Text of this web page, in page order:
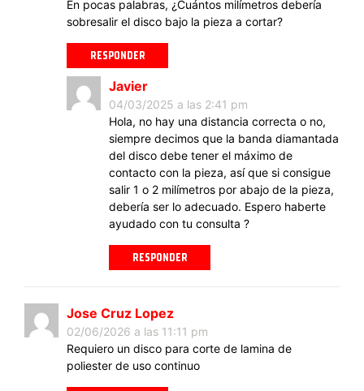
En pocas palabras, ¿Cuántos milímetros debería
sobresalir el disco bajo la pieza a cortar?
RESPONDER
Javier
04/03/2025 a las 2:41 pm
Hola, no hay una distancia correcta o no,
siempre decimos que la banda diamantada
del disco debe tener el máximo de
contacto con la pieza, así que si consigue
salir 1 o 2 milímetros por abajo de la pieza,
debería ser lo adecuado. Espero haberte
ayudado con tu consulta ?
RESPONDER
Jose Cruz Lopez
02/06/2026 a las 11:11 pm
Requiero un disco para corte de lamina de
poliester de uso continuo